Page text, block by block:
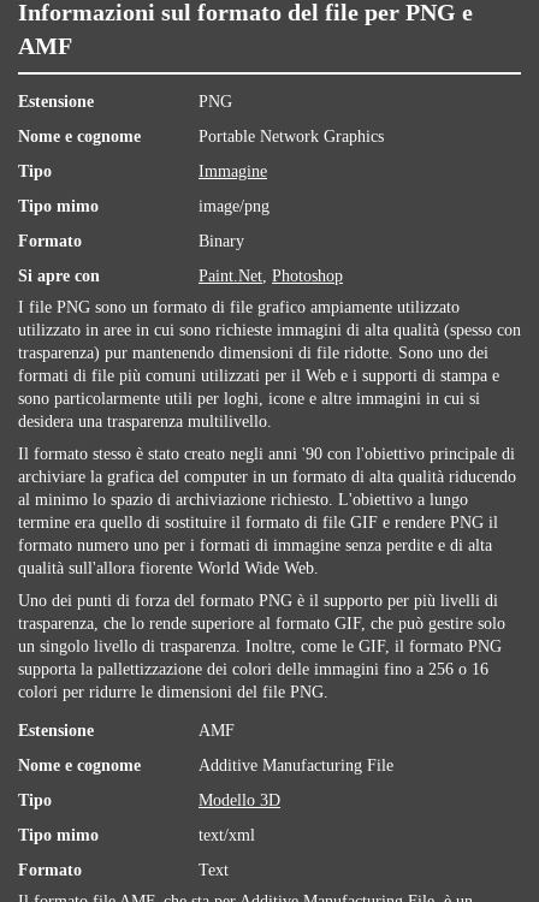
Informazioni sul formato del file per PNG e
AMF
Estensione
PNG
Nome e cognome
Portable Network Graphics
Tipo
Immagine
Tipo mimo
image/png
Formato
Binary
Si apre con
Paint.Net, Photoshop
I file PNG sono un formato di file grafico ampiamente utilizzato
utilizzato in aree in cui sono richieste immagini di alta qualità (spesso con
trasparenza) pur mantenendo dimensioni di file ridotte. Sono uno dei
formati di file più comuni utilizzati per il Web e i supporti di stampa e
sono particolarmente utili per loghi, icone e altre immagini in cui si
desidera una trasparenza multilivello.
Il formato stesso è stato creato negli anni '90 con l'obiettivo principale di
archiviare la grafica del computer in un formato di alta qualità riducendo
al minimo lo spazio di archiviazione richiesto. L'obiettivo a lungo
termine era quello di sostituire il formato di file GIF e rendere PNG il
formato numero uno per i formati di immagine senza perdite e di alta
qualità sull'allora fiorente World Wide Web.
Uno dei punti di forza del formato PNG è il supporto per più livelli di
trasparenza, che lo rende superiore al formato GIF, che può gestire solo
un singolo livello di trasparenza. Inoltre, come le GIF, il formato PNG
supporta la pallettizzazione dei colori delle immagini fino a 256 o 16
colori per ridurre le dimensioni del file PNG.
Estensione
AMF
Nome e cognome
Additive Manufacturing File
Tipo
Modello 3D
Tipo mimo
text/xml
Formato
Text